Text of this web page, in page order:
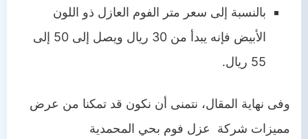
بالنسبة إلى سعر متر الفوم العازل ذو اللون
الأبيض فإنه يبدأ من 30 ريال ويصل إلى 50 إلى
55 ريال.
وفى نهاية المقال، نتمنى أن نكون قد تمكنا من عرض
مميزات شركة عزل فوم بحي المحمدية